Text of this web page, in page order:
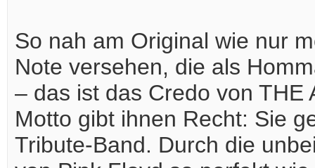
So nah am Original wie nur
Note versehen, die als
– das ist das Credo von THE
Motto gibt ihnen Recht: Sie
Tribute-Band. Durch die